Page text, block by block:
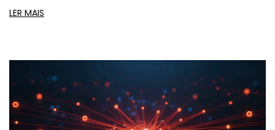
para aumentar sua produtividade diária.
LER MAIS